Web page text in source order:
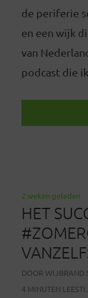
de periferie
en een wijk
van
podcast die
2 weken geleden
HET
DOOR WIJBRAND
4 MINUTEN